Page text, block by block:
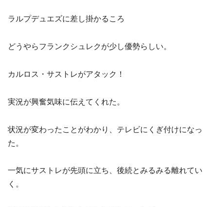
ラルプデュエズに差し掛かるころ
どうやらフランクシュレクが少し優勢らしい。
カルロス・サストレがアタック！
実況が興奮気味に伝えてくれた。
状況が変わったことがわかり、テレビにくぎ付けになっ
た。
一気にサストレが先頭に立ち、後続とみるみる離れてい
く。